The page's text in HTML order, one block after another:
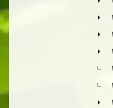
►
►
►
►